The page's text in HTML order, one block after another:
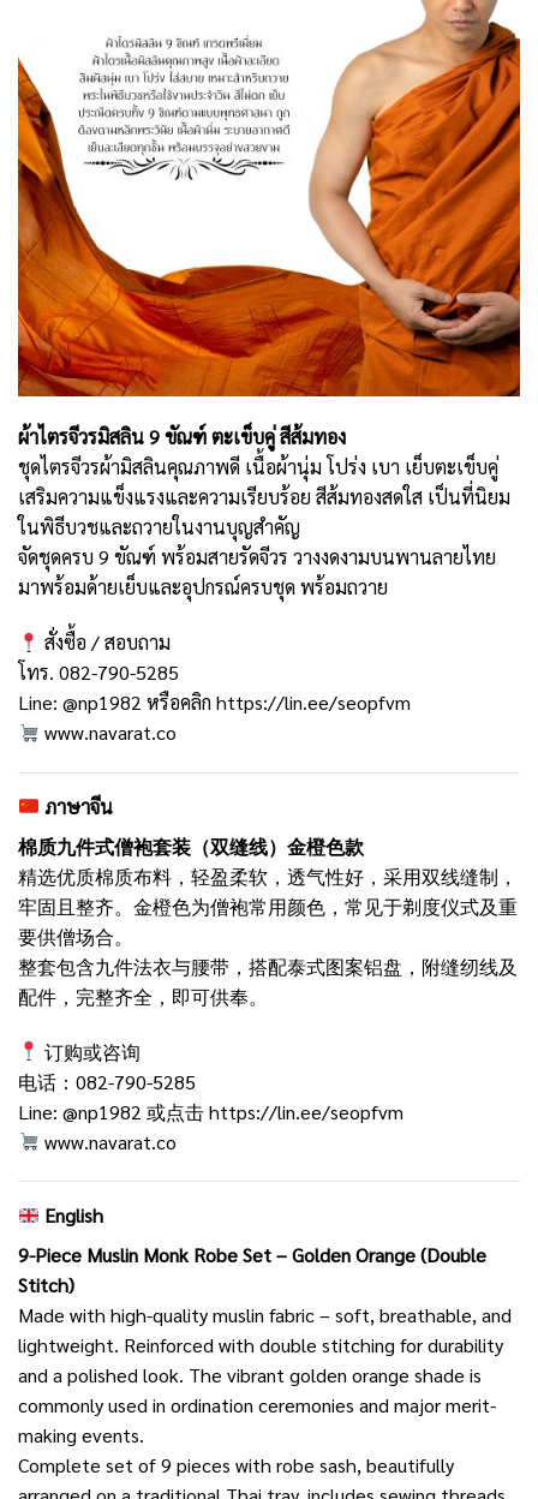
ผ้าไตรจีวรมิสลิน 9 ขัณฑ์ ตะเข็บคู่ สีส้มทอง
ชุดไตรจีวรผ้ามิสลินคุณภาพดี เนื้อผ้านุ่ม โปร่ง เบา เย็บตะเข็บคู่
เสริมความแข็งแรงและความเรียบร้อย สีส้มทองสดใส เป็นที่นิยม
ในพิธีบวชและถวายในงานบุญสำคัญ
จัดชุดครบ 9 ขัณฑ์ พร้อมสายรัดจีวร วางงดงามบนพานลายไทย
มาพร้อมด้ายเย็บและอุปกรณ์ครบชุด พร้อมถวาย
สั่งซื้อ / สอบถาม
โทร. 082-790-5285
Line: @np1982 หรือคลิก https://lin.ee/seopfvm
www.navarat.co
ภาษาจีน
棉质九件式僧袍套装（双缝线）金橙色款
精选优质棉质布料，轻盈柔软，透气性好，采用双线缝制，
牢固且整齐。金橙色为僧袍常用颜色，常见于剃度仪式及重
要供僧场合。
整套包含九件法衣与腰带，搭配泰式图案铝盘，附缝纫线及
配件，完整齐全，即可供奉。
订购或咨询
电话：082-790-5285
Line: @np1982 或点击https://lin.ee/seopfvm
www.navarat.co
English
9-Piece Muslin Monk Robe Set – Golden Orange (Double
Stitch)
Made with high-quality muslin fabric – soft, breathable, and
lightweight. Reinforced with double stitching for durability
and a polished look. The vibrant golden orange shade is
commonly used in ordination ceremonies and major merit-
making events.
Complete set of 9 pieces with robe sash, beautifully